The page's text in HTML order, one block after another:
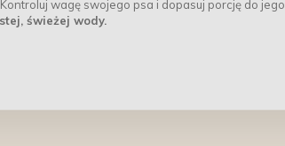
wagę swojego psa i dopasuj porcję do jego
świeżej wody.